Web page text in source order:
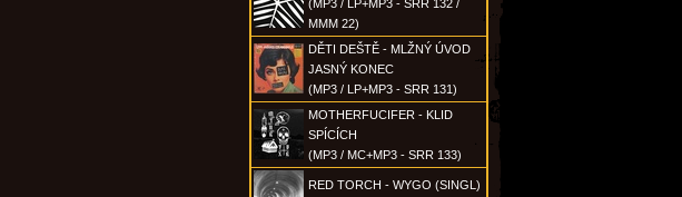
(MP3 / LP+MP3 - SRR 132 /
MMM 22)
DĚTI DEŠTĚ - MLŽNÝ ÚVOD
JASNÝ KONEC
(MP3 / LP+MP3 - SRR 131)
MOTHERFUCIFER - KLID
SPÍCÍCH
(MP3 / MC+MP3 - SRR 133)
RED TORCH - WYGO (SINGL)